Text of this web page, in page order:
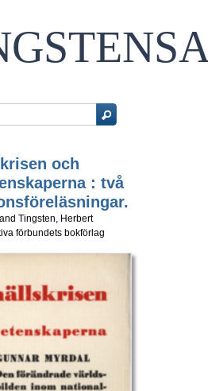
och
: två
and Tingsten, Herbert
förbundets bokförlag